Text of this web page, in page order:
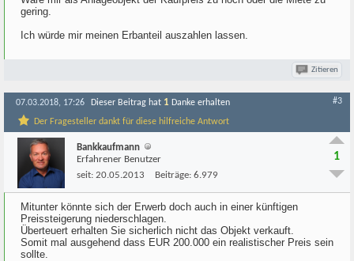
gering.
Ich würde mir meinen Erbanteil auszahlen lassen.
Zitieren
07.03.2018, 17:26 Dieser Beitrag hat 1 Danke erhalten
Der Fragesteller dankt für diese hilfreiche Antwort
#3
Bankkaufmann
Erfahrener Benutzer
seit: 20.05.2013 Beiträge: 6.979
1
Mitunter könnte sich der Erwerb doch auch in einer künftigen
Preissteigerung niederschlagen.
Überteuert erhalten Sie sicherlich nicht das Objekt verkauft.
Somit mal ausgehend dass EUR 200.000 ein realistischer Preis sein
sollte.